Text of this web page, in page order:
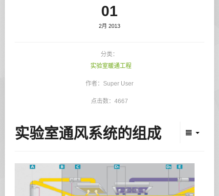
01
2月 2013
分类：
实验室暖通工程
作者：Super User
点击数：4667
实验室通风系统的组成